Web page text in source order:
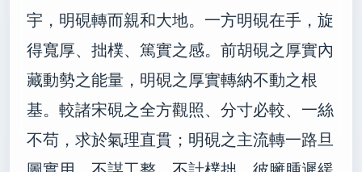
宇，明硯轉而親和大地。一方明硯在手，旋
得寬厚、拙樸、篤實之感。前胡硯之厚實內
藏動勢之能量，明硯之厚實轉納不動之根
基。較諸宋硯之全方觀照、分寸必較、一絲
不苟，求於氣理直貫；明硯之主流轉一路旦